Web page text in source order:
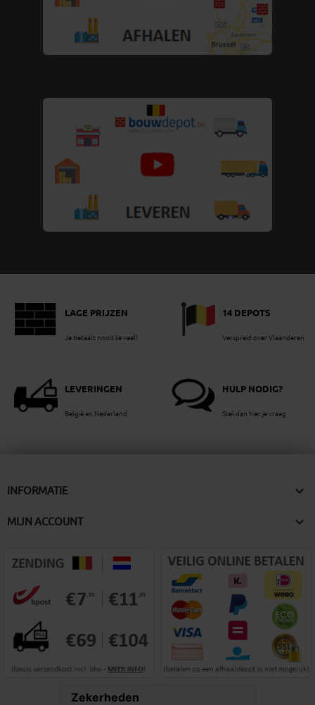
LAGE PRIJZEN
Je betaalt nooit te veel!
14 DEPOTS
Verspreid over Vlaanderen
LEVERINGEN
België en Nederland
HULP NODIG?
Stel dan hier je vraag
INFORMATIE 
MIJN ACCOUNT 